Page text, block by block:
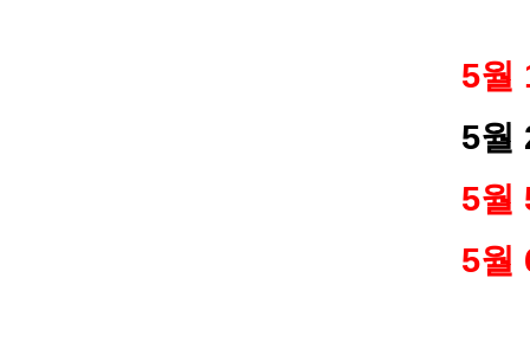
5월
5월 2일(
5월
5월